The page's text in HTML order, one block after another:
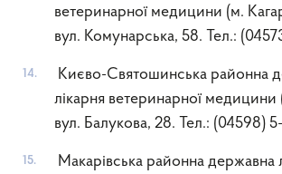
ветеринарної медицини (м.
вул. Комунарська, 58. Тел.:
Києво-Святошинська районна
лікарня ветеринарної
вул. Балукова, 28. Тел.: (04598)
Макарівська районна державна